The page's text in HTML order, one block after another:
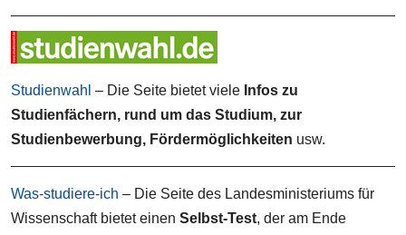
Studienwahl – Die Seite bietet viele Infos zu
Studienfächern, rund um das Studium, zur
Studienbewerbung, Fördermöglichkeiten usw.
Was-studiere-ich – Die Seite des Landesministeriums für
Wissenschaft bietet einen Selbst-Test, der am Ende